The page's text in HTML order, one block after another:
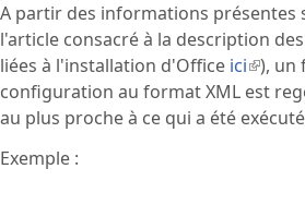
A partir des informations présentes
l'article consacré à la description
liées à l'installation d'Office ici(le lien
), un
configuration au format XML est
au plus proche à ce qui a été
Exemple :